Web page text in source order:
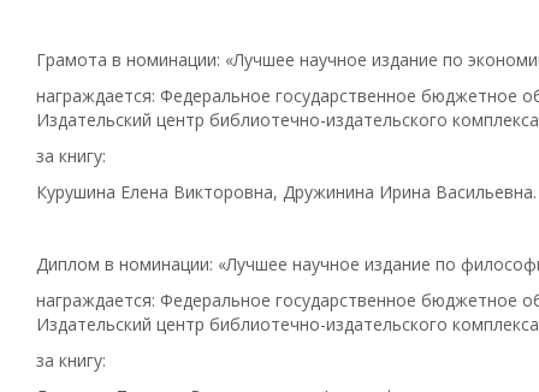
Грамота в номинации: «Лучшее научное издание по
награждается: Федеральное государственное бюджетное
Издательский центр библиотечно-издательского комплекса
за книгу:
Курушина Елена Викторовна, Дружинина Ирина
Диплом в номинации: «Лучшее научное издание по
награждается: Федеральное государственное бюджетное
Издательский центр библиотечно-издательского комплекса
за книгу: